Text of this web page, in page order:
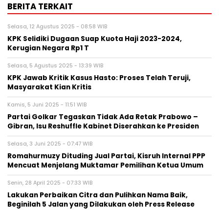
BERITA TERKAIT
Selasa, 12 Agustus 2025 - 08:58 WIB
KPK Selidiki Dugaan Suap Kuota Haji 2023-2024,
Kerugian Negara Rp1 T
Selasa, 5 Agustus 2025 - 13:39 WIB
KPK Jawab Kritik Kasus Hasto: Proses Telah Teruji,
Masyarakat Kian Kritis
Kamis, 5 Juni 2025 - 11:51 WIB
Partai Golkar Tegaskan Tidak Ada Retak Prabowo –
Gibran, Isu Reshuffle Kabinet Diserahkan ke Presiden
Selasa, 3 Juni 2025 - 07:47 WIB
Romahurmuzy Dituding Jual Partai, Kisruh Internal PPP
Mencuat Menjelang Muktamar Pemilihan Ketua Umum
Senin, 28 April 2025 - 07:33 WIB
Lakukan Perbaikan Citra dan Pulihkan Nama Baik,
Beginilah 5 Jalan yang Dilakukan oleh Press Release